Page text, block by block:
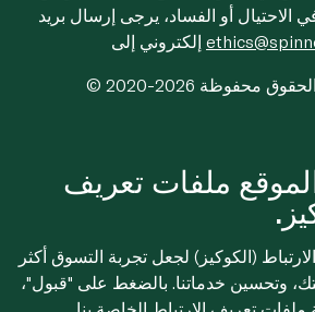
في الاحتيال أو الفساد، يرجى إرسال بريد
كل الحقوق محفوظة
ملفات تعريف
(الكوكيز) لجعل تجربة التسوق أكثر
وتحسين خدماتنا. بالضغط على "قبول"،